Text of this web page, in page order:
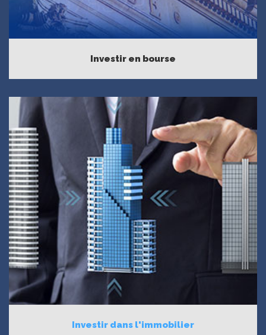
Investir en bourse
Investir dans l'immobilier